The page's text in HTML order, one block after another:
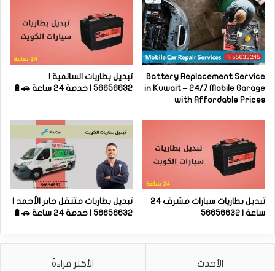
Battery Replacement Service
in Kuwait – 24/7 Mobile Garage
with Affordable Prices
تبديل بطاريات السالمية |
56656632 | خدمة 24 ساعة 🚗🔋
تبديل بطاريات سيارات مشرف 24
ساعة | 56656632
تبديل بطاريات متنقل جابر الأحمد |
56656632 | خدمة 24 ساعة 🚗🔋
الأحدث الأكثر قراءةً